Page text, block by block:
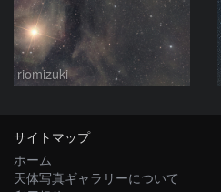
riomizuki
サイトマップ
ホーム
天体写真ギャラリーについて